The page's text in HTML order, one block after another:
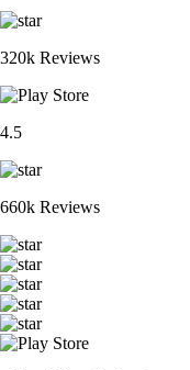
320k Reviews
4.5
660k Reviews